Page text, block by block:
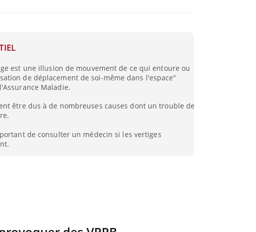
est une illusion de mouvement de ce qui entoure ou
de déplacement de soi-même dans l'espace"
Maladie.
être dus à de nombreuses causes dont un trouble de
de consulter un médecin si les vertiges